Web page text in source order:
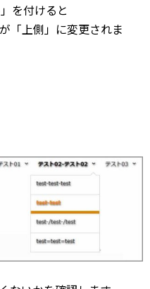
を付けると
「上側」に変更されま